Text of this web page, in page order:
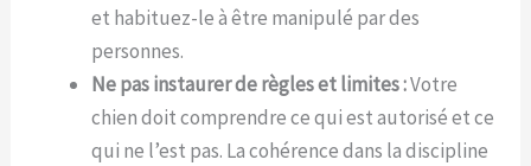
et habituez-le à être manipulé par des
personnes.
Ne pas instaurer de règles et limites :Votre
chien doit comprendre ce qui est autorisé et ce
qui ne l’est pas. La cohérence dans la discipline